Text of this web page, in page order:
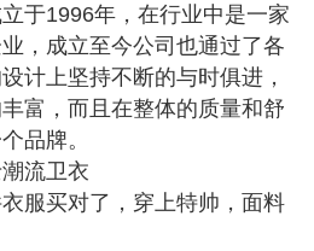
于1996年，在行业中是一家
，成立至今公司也通过了各
计上坚持不断的与时俱进，
富，而且在整体的质量和舒
品牌。
流卫衣
服买对了，穿上特帅，面料